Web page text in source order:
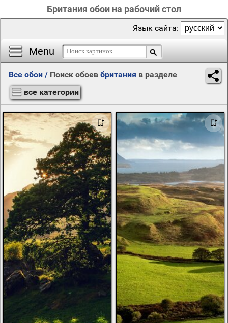
Британия обои на рабочий стол
Menu
Язык сайта:
Все обои / Поиск обоев британия в разделе
все категории